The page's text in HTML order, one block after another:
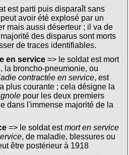
est parti puis disparaît sans
avoir été explosé par un
mais aussi déserteur ; il va de
des disparus sont morts
de traces identifiables.
en service=> le soldat est mort
la broncho-pneumonie, ou
contractée en service, est
plus courante ; cela désigne la
pour les deux premiers
dans l'immense majorité de la
=> le soldat estmort en service
, de maladie, blessures ou
être postérieur à 1918